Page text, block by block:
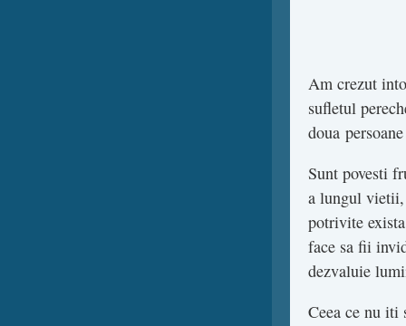
Am crezut
sufletul
doua
Sunt povesti
a lungul vietii,
potrivite
face sa fii
dezvaluie
Ceea ce nu iti